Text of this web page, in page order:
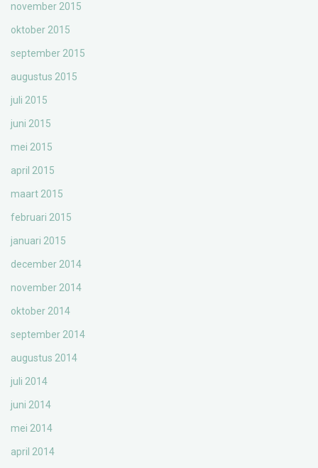
november 2015
oktober 2015
september 2015
augustus 2015
juli 2015
juni 2015
mei 2015
april 2015
maart 2015
februari 2015
januari 2015
december 2014
november 2014
oktober 2014
september 2014
augustus 2014
juli 2014
juni 2014
mei 2014
april 2014